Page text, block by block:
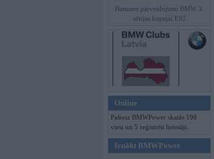
Hamann pārveidojumi BMW 3.
sērijas kupejai E92
Online
Pašreiz BMWPower skatās 198
viesi un 5 reģistrēti lietotāji.
Ienākt BMWPower